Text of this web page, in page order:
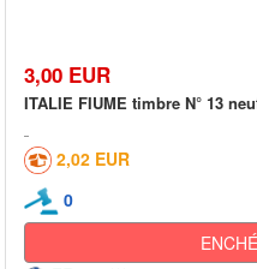
3,00 EUR
ITALIE FIUME timbre N° 13
2,02 EUR
0